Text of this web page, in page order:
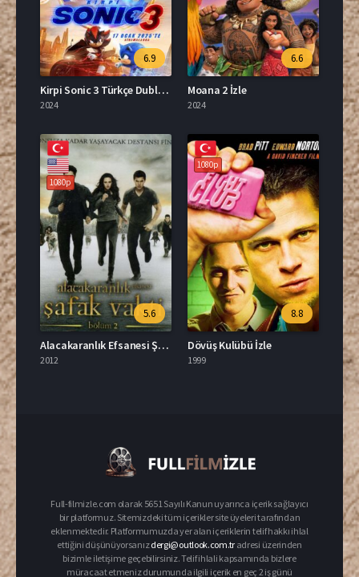
6.9
Kirpi Sonic 3 Türkçe Dublaj Full İzle
2024
6.6
Moana 2 İzle
2024
1080p
5.6
Alacakaranlık Efsanesi Şafak Vakti Bölüm 2 Türkçe Dublaj İzle
2012
1080p
8.8
Dövüş Kulübü İzle
1999
Full-filmizle.com olarak 5651 Sayılı Kanun uyarınca içerik sağlayıcı
bir platformuz. Sitemizdeki tüm içerikler site üyeleri tarafından
eklenmektedir. Platformumuzda yer alan içeriklerin telif hakkı ihlal
ettiğini düşünüyorsanızdergi@outlook.com.tr adresi üzerinden
bizimle iletişime geçebilirsiniz. Telif ihlali kapsamında bizlere
müracaat etmeniz durumunda ilgili içerik en geç 2 iş günü